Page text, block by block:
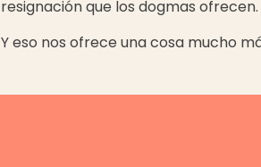
resignación que los dogmas ofrecen.
Y eso nos ofrece una cosa mucho